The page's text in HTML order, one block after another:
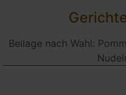
Beilage nach Wahl: